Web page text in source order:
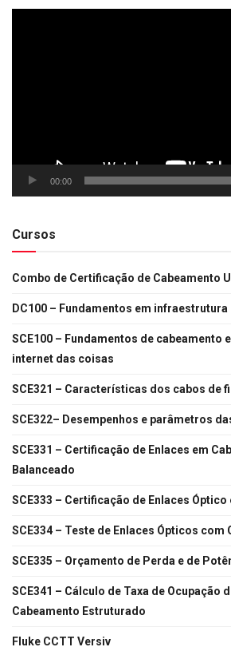
00:00
Cursos
Combo de Certificação de Cabeamento
DC100 – Fundamentos em
SCE100 – Fundamentos de cabeamento
internet das coisas
SCE321 – Características dos cabos de
SCE322– Desempenhos e parâmetros
SCE331 – Certificação de Enlaces em
Balanceado
SCE333 – Certificação de Enlaces Óptico
SCE334 – Teste de Enlaces Ópticos com
SCE335 – Orçamento de Perda e de
SCE341 – Cálculo de Taxa de Ocupação
Cabeamento Estruturado
Fluke CCTT Versiv